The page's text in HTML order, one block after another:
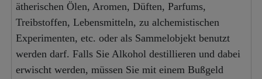
ätherischen Ölen, Aromen, Düften, Parfums,
Treibstoffen, Lebensmitteln, zu alchemistischen
Experimenten, etc. oder als Sammelobjekt benutzt
werden darf. Falls Sie Alkohol destillieren und dabei
erwischt werden, müssen Sie mit einem Bußgeld